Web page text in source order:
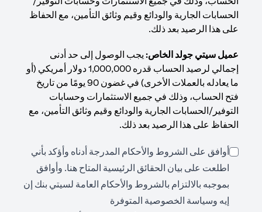
الحسابات الجارية والودائع وقيم وثائق التأمين، مع الحفاظ
على هذا الرصيد بعد ذلك.
عميل سيتي جولد الخاص: يجب الوصول إلى حد أدنى
إجمالي لرصيد الحساب قدره 1,000,000 دولار أمريكي (أو
ما يعادله بالعملات الأخرى) في غضون 90 يومًا من تاريخ
فتح الحساب، وذلك في جميع الاستثمارات وحسابات
التوفير/الحسابات الجارية والودائع وقيم وثائق التأمين، مع
الحفاظ على هذا الرصيد بعد ذلك.
أوافق على الشروط والأحكام المدرجة أدناه وأؤكد بأني
اطلعت على بيان الحقائق الرئيسية المتاح هناin a new tab
. وأوافق
بموجبه بالالتزام بالشروط والأحكام العامة لسيتي بنك إن
إيه وسياسة الخصوصية المتوفرة